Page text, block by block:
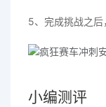
5、完成挑战之后
小编测评